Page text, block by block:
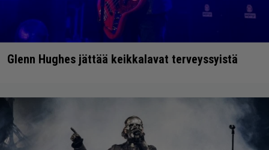
Glenn Hughes jättää keikkalavat terveyssyistä